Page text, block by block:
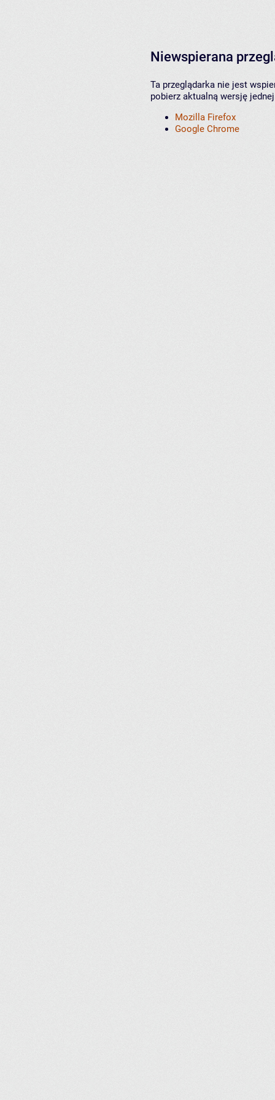
Niewspierana
Ta przeglądarka nie jest
pobierz aktualną wersję
Mozilla Firefox
Google Chrome